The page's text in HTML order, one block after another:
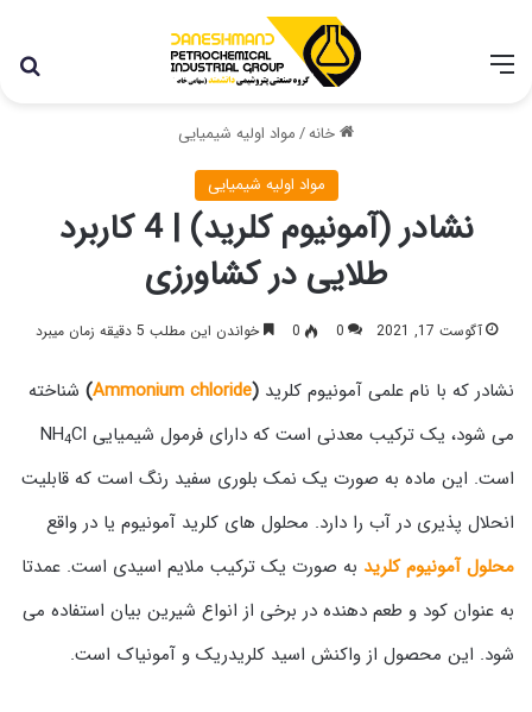
خانه/مواد اولیه شیمیایی
مواد اولیه شیمیایی
نشادر (آمونیوم کلرید) | 4 کاربرد
طلایی در کشاورزی
آگوست 17, 2021 0
0 خواندن این مطلب 5 دقیقه زمان میبرد
نشادر که با نام علمی آمونیوم کلرید (
Ammonium chloride
) شناخته
می شود، یک ترکیب معدنی است که دارای فرمول شیمیایی NH
4Cl
است. این ماده به صورت یک نمک بلوری سفید رنگ است که قابلیت
انحلال پذیری در آب را دارد. محلول های کلرید آمونیوم یا در واقع
محلول آمونیوم کلرید به صورت یک ترکیب ملایم اسیدی است. عمدتا
به عنوان کود و طعم دهنده در برخی از انواع شیرین بیان استفاده می
شود. این محصول از واکنش اسید کلریدریک و آمونیاک است.
با توجه به شرایط اخیر در کشور، مجموعه پتروشیمی دانشمند
همچنان با تمام توان در حال فعالیت می باشد.